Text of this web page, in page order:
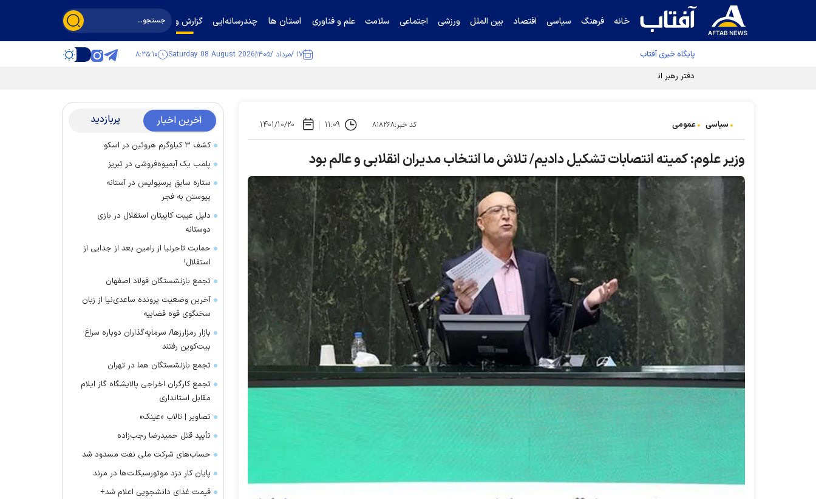
خانه فرهنگ سیاسی اقتصاد بین الملل ورزشی اجتماعی سلامت علم و فناوری استان ها چندرسانه‌ایی گزارش و گفت‌وگو
پایگاه خبری آفتاب ۱۷ /مرداد /۱۴۰۵ Saturday 08 August 2026 ۸:۳۵:۱۱
دفتر رهبر انقلاب ادعای خرازی درباره پزشکیان را تکذیب کرد
سیاسی عمومی کد خبر:۸۱۸۲۶۸ ۱۱:۰۹ ۱۴۰۱/۱۰/۲۰
وزیر علوم: کمیته انتصابات تشکیل دادیم/ تلاش ما انتخاب مدیران انقلابی و عالم بود
آخرین اخبار پربازدید
کشف ۳ کیلوگرم هروئین در اسکو
پلمب یک آبمیوه‌فروشی در تبریز
ستاره سابق پرسپولیس در آستانه
پیوستن به فجر
دلیل غیبت کاپیتان استقلال در بازی
دوستانه
حمایت تاجرنیا از رامین بعد از جدایی از
استقلال!
تجمع بازنشستگان فولاد اصفهان
آخرین وضعیت پرونده ساعدی‌نیا از زبان
سخنگوی قوه قضاییه
بازار رمزارز‌ها/ سرمایه‌گذاران دوباره سراغ
بیت‌کوین رفتند
تجمع بازنشستگان هما در تهران
تجمع کارگران اخراجی پالایشگاه گاز ایلام
مقابل استانداری
تصاویر | تالاب «عینک»
تأیید قتل حمیدرضا رجب‌زاده
حساب‌های شرکت ملی نفت مسدود شد
پایان کار دزد موتورسیکلت‌ها در مرند
قیمت غذای دانشجویی اعلام شد+